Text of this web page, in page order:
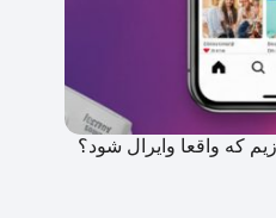
که واقعا وایرال شود؟